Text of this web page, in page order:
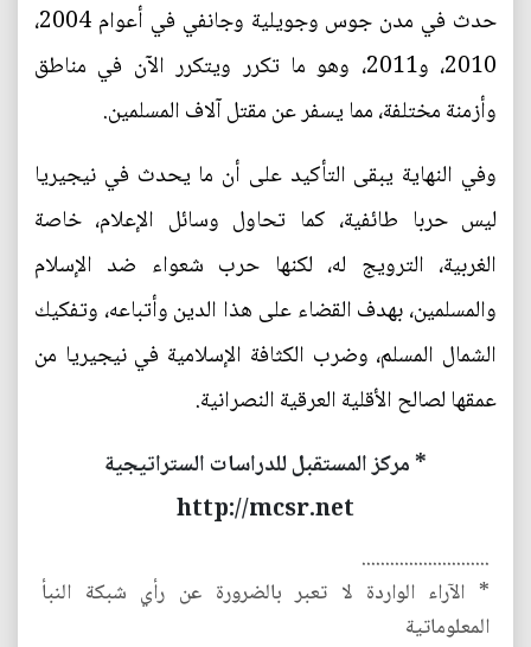
حدث في مدن جوس وجويلية وجانفي في أعوام 2004،
2010، و2011، وهو ما تكرر ويتكرر الآن في مناطق
وأزمنة مختلفة، مما يسفر عن مقتل آلاف المسلمين.
وفي النهاية يبقى التأكيد على أن ما يحدث في نيجيريا
ليس حربا طائفية، كما تحاول وسائل الإعلام، خاصة
الغربية، الترويج له، لكنها حرب شعواء ضد الإسلام
والمسلمين، بهدف القضاء على هذا الدين وأتباعه، وتفكيك
الشمال المسلم، وضرب الكثافة الإسلامية في نيجيريا من
عمقها لصالح الأقلية العرقية النصرانية.
* مركز المستقبل للدراسات الستراتيجية
http://mcsr.net
...........................
* الآراء الواردة لا تعبر بالضرورة عن رأي شبكة النبأ
المعلوماتية